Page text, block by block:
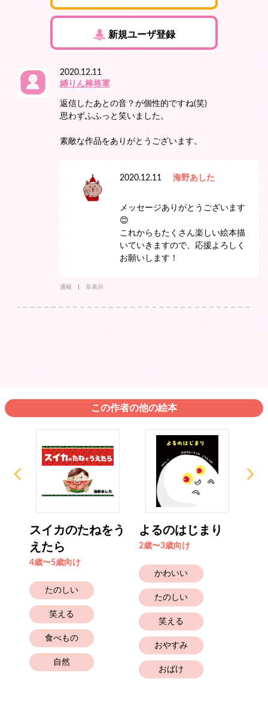
新規ユーザ登録
2020.12.11
縛りん棒将軍
返信したあとの音？が個性的ですね(笑)
思わずふふっと笑いました。
素敵な作品をありがとうございます。
2020.12.11 海野あした
メッセージありがとうございます
😊
これからもたくさん楽しい絵本描
いていきますので、応援よろしく
お願いします！
通報 非表示
この作者の他の絵本
スイカのたねをう
えたら
4歳〜5歳向け
たのしい
笑える
食べもの
自然
よるのはじまり
2歳〜3歳向け
かわいい
たのしい
笑える
おやすみ
おばけ